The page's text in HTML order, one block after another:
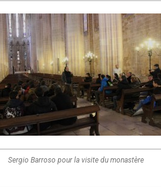
Sergio Barroso pour la visite du monastère